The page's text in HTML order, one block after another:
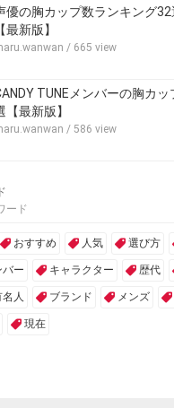
優の胸カップ数ランキング
【最新版】
/ 665 view
TUNEメンバーの胸カ
【最新版】
/ 586 view
ード
おすすめ 人気 選び方
バー キャラクター 歴代
名人 ブランド メンズ
現在